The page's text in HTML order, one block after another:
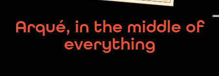
Arqué, in the middle of
everything